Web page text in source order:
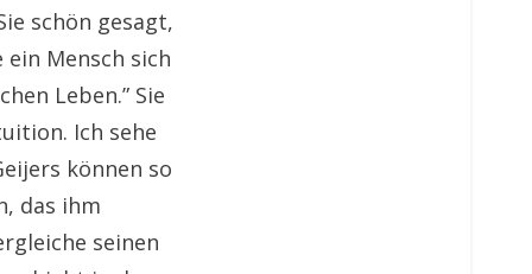
schön gesagt,
Mensch sich
Leben.” Sie
Ich sehe
können so
das ihm
seinen